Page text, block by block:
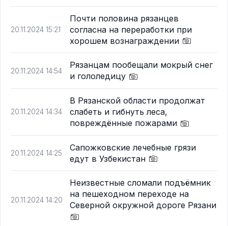
20.11.2024 15:21
Почти половина рязанцев
согласна на переработки при
хорошем вознаграждении
20.11.2024 14:54
Рязанцам пообещали мокрый снег
и гололедицу
20.11.2024 14:34
В Рязанской области продолжат
слабеть и гибнуть леса,
повреждённые пожарами
20.11.2024 14:25
Сапожковские лечебные грязи
едут в Узбекистан
20.11.2024 14:20
Неизвестные сломали подъёмник
на пешеходном переходе на
Северной окружной дороге Рязани